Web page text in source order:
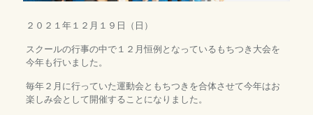
２０２１年１２月１９日（日）
スクールの行事の中で１２月恒例となっているもちつき大会を
今年も行いました。
毎年２月に行っていた運動会ともちつきを合体させて今年はお
楽しみ会として開催することになりました。